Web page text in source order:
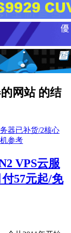
网站 的结
VPS云服
57元起/免